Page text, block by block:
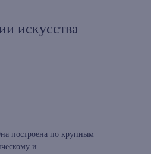
искусства
построена по крупным
и